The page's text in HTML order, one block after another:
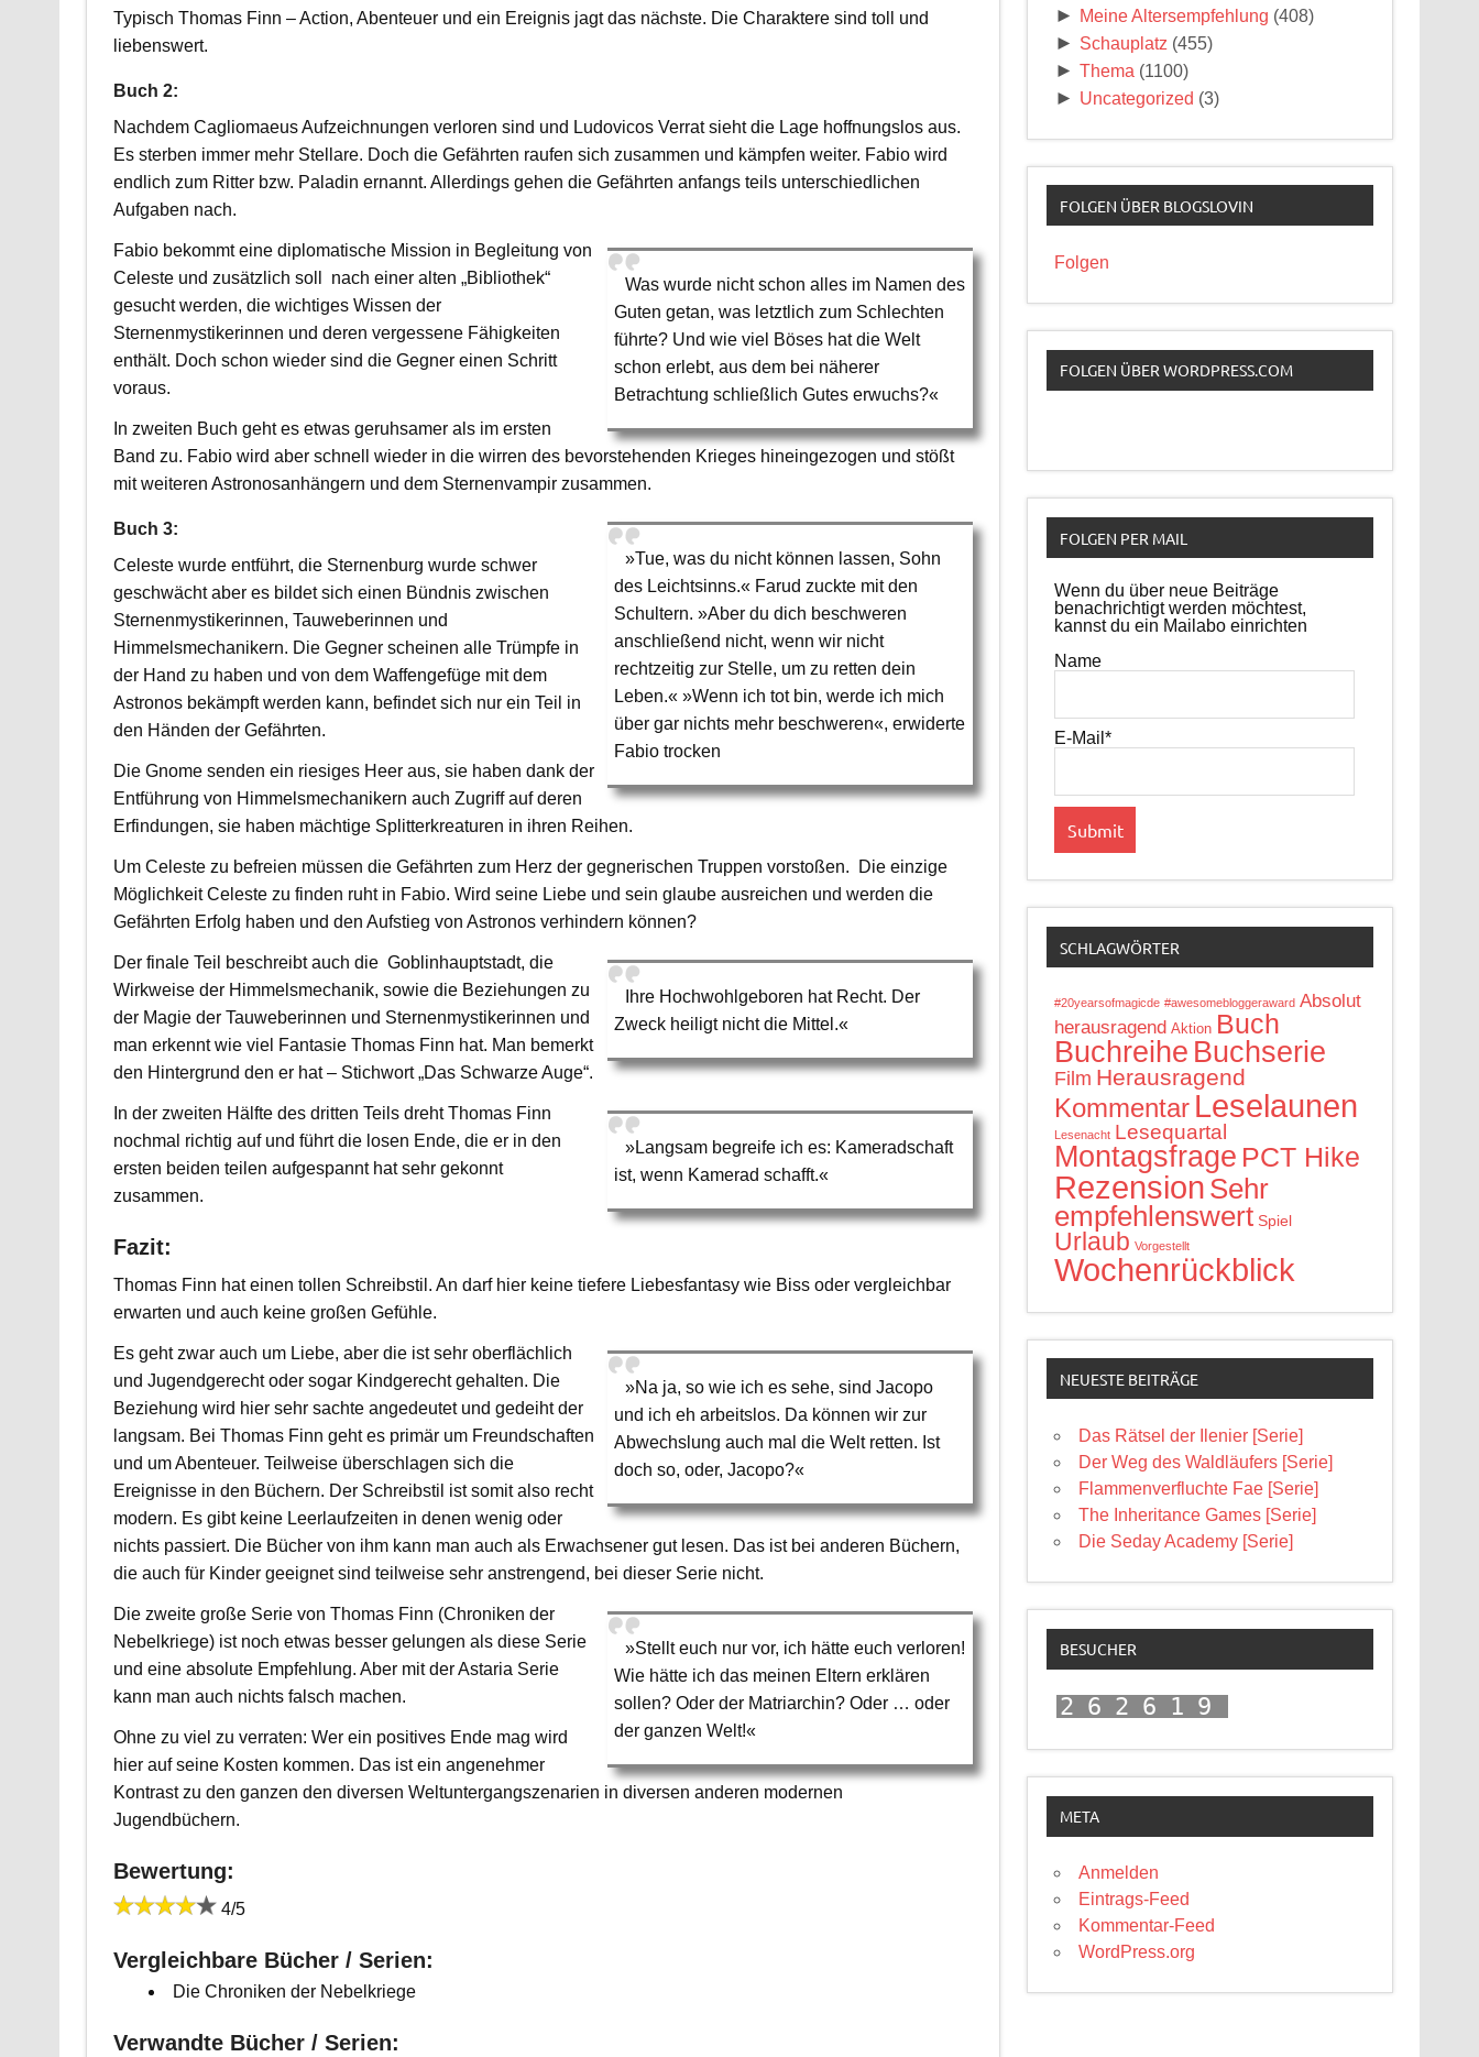
Typisch Thomas Finn – Action, Abenteuer und ein Ereignis jagt das nächste. Die Charaktere sind toll und
liebenswert.
Buch 2:
Nachdem Cagliomaeus Aufzeichnungen verloren sind und Ludovicos Verrat sieht die Lage hoffnungslos aus.
Es sterben immer mehr Stellare. Doch die Gefährten raufen sich zusammen und kämpfen weiter. Fabio wird
endlich zum Ritter bzw. Paladin ernannt. Allerdings gehen die Gefährten anfangs teils unterschiedlichen
Aufgaben nach.
Was wurde nicht schon alles im Namen des
Guten getan, was letztlich zum Schlechten
führte? Und wie viel Böses hat die Welt
schon erlebt, aus dem bei näherer
Betrachtung schließlich Gutes erwuchs?«
Fabio bekommt eine diplomatische Mission in Begleitung von
Celeste und zusätzlich soll nach einer alten „Bibliothek“
gesucht werden, die wichtiges Wissen der
Sternenmystikerinnen und deren vergessene Fähigkeiten
enthält. Doch schon wieder sind die Gegner einen Schritt
voraus.
In zweiten Buch geht es etwas geruhsamer als im ersten
Band zu. Fabio wird aber schnell wieder in die wirren des bevorstehenden Krieges hineingezogen und stößt
mit weiteren Astronosanhängern und dem Sternenvampir zusammen.
»Tue, was du nicht können lassen, Sohn
des Leichtsinns.« Farud zuckte mit den
Schultern. »Aber du dich beschweren
anschließend nicht, wenn wir nicht
rechtzeitig zur Stelle, um zu retten dein
Leben.« »Wenn ich tot bin, werde ich mich
über gar nichts mehr beschweren«, erwiderte
Fabio trocken
Buch 3:
Celeste wurde entführt, die Sternenburg wurde schwer
geschwächt aber es bildet sich einen Bündnis zwischen
Sternenmystikerinnen, Tauweberinnen und
Himmelsmechanikern. Die Gegner scheinen alle Trümpfe in
der Hand zu haben und von dem Waffengefüge mit dem
Astronos bekämpft werden kann, befindet sich nur ein Teil in
den Händen der Gefährten.
Die Gnome senden ein riesiges Heer aus, sie haben dank der
Entführung von Himmelsmechanikern auch Zugriff auf deren
Erfindungen, sie haben mächtige Splitterkreaturen in ihren Reihen.
Um Celeste zu befreien müssen die Gefährten zum Herz der gegnerischen Truppen vorstoßen. Die einzige
Möglichkeit Celeste zu finden ruht in Fabio. Wird seine Liebe und sein glaube ausreichen und werden die
Gefährten Erfolg haben und den Aufstieg von Astronos verhindern können?
Ihre Hochwohlgeboren hat Recht. Der
Zweck heiligt nicht die Mittel.«
Der finale Teil beschreibt auch die Goblinhauptstadt, die
Wirkweise der Himmelsmechanik, sowie die Beziehungen zu
der Magie der Tauweberinnen und Sternenmystikerinnen und
man erkennt wie viel Fantasie Thomas Finn hat. Man bemerkt
den Hintergrund den er hat – Stichwort „Das Schwarze Auge“.
»Langsam begreife ich es: Kameradschaft
ist, wenn Kamerad schafft.«
In der zweiten Hälfte des dritten Teils dreht Thomas Finn
nochmal richtig auf und führt die losen Ende, die er in den
ersten beiden teilen aufgespannt hat sehr gekonnt
zusammen.
Fazit:
Thomas Finn hat einen tollen Schreibstil. An darf hier keine tiefere Liebesfantasy wie Biss oder vergleichbar
erwarten und auch keine großen Gefühle.
»Na ja, so wie ich es sehe, sind Jacopo
und ich eh arbeitslos. Da können wir zur
Abwechslung auch mal die Welt retten. Ist
doch so, oder, Jacopo?«
Es geht zwar auch um Liebe, aber die ist sehr oberflächlich
und Jugendgerecht oder sogar Kindgerecht gehalten. Die
Beziehung wird hier sehr sachte angedeutet und gedeiht der
langsam. Bei Thomas Finn geht es primär um Freundschaften
und um Abenteuer. Teilweise überschlagen sich die
Ereignisse in den Büchern. Der Schreibstil ist somit also recht
modern. Es gibt keine Leerlaufzeiten in denen wenig oder
nichts passiert. Die Bücher von ihm kann man auch als Erwachsener gut lesen. Das ist bei anderen Büchern,
die auch für Kinder geeignet sind teilweise sehr anstrengend, bei dieser Serie nicht.
»Stellt euch nur vor, ich hätte euch verloren!
Wie hätte ich das meinen Eltern erklären
sollen? Oder der Matriarchin? Oder … oder
der ganzen Welt!«
Die zweite große Serie von Thomas Finn (Chroniken der
Nebelkriege) ist noch etwas besser gelungen als diese Serie
und eine absolute Empfehlung. Aber mit der Astaria Serie
kann man auch nichts falsch machen.
Ohne zu viel zu verraten: Wer ein positives Ende mag wird
hier auf seine Kosten kommen. Das ist ein angenehmer
Kontrast zu den ganzen den diversen Weltuntergangszenarien in diversen anderen modernen
Jugendbüchern.
Bewertung:
4/5
Vergleichbare Bücher / Serien:
Die Chroniken der Nebelkriege
Verwandte Bücher / Serien:
► Meine Altersempfehlung (408)
► Schauplatz (455)
► Thema (1100)
► Uncategorized (3)
FOLGEN ÜBER BLOGSLOVIN
Folgen
FOLGEN ÜBER WORDPRESS.COM
FOLGEN PER MAIL
Wenn du über neue Beiträge
benachrichtigt werden möchtest,
kannst du ein Mailabo einrichten
Name
E-Mail*
SCHLAGWÖRTER
#20yearsofmagicde #awesomebloggeraward Absolut
herausragend Aktion Buch
Buchreihe Buchserie
Film Herausragend
Kommentar Leselaunen
Lesenacht Lesequartal
Montagsfrage PCT Hike
Rezension Sehr
empfehlenswert Spiel
Urlaub Vorgestellt
Wochenrückblick
NEUESTE BEITRÄGE
Das Rätsel der Ilenier [Serie]
Der Weg des Waldläufers [Serie]
Flammenverfluchte Fae [Serie]
The Inheritance Games [Serie]
Die Seday Academy [Serie]
BESUCHER
262619
META
Anmelden
Eintrags-Feed
Kommentar-Feed
WordPress.org